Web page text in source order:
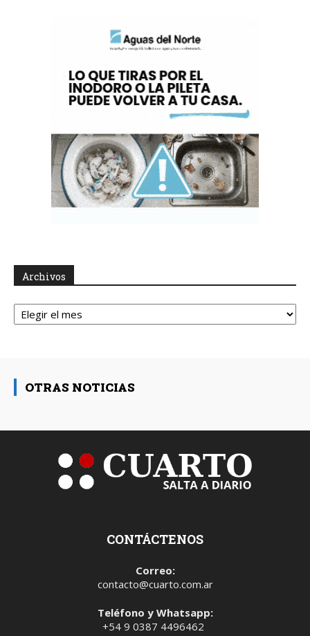
Archivos
Archivos
OTRAS NOTICIAS
CONTÁCTENOS
Correo:
contacto@cuarto.com.ar
Teléfono y Whatsapp:
+54 9 0387 4496462